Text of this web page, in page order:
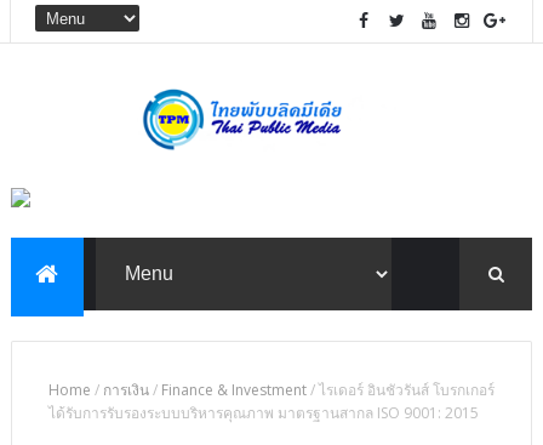
Home / การเงิน/ Finance & Investment/ไรเดอร์ อินชัวรันส์ โบรกเกอร์
ได้รับการรับรองระบบบริหารคุณภาพ มาตรฐานสากล ISO 9001: 2015